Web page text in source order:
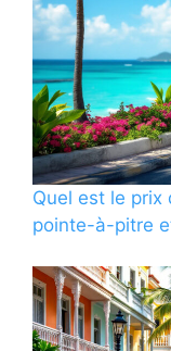
Quel est le prix
pointe-à-pitre